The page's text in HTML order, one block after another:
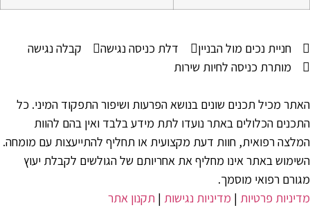
חניית נכים מול הבניין דלת כניסה נגישה
קבלה נגישה
מותרת כניסה לחיות שירות
האתר מכיל תכנים שונים בנושא הפרעות ושיפור התפקוד המיני. כל
התכנים הכלולים באתר נועדו לתת מידע בלבד ואין בהם להוות
המלצה רפואית, חוות דעת מקצועית או תחליף להתייעצות עם מומחה.
השימוש באתר אינו מחליף את אחריותם של הגולשים לקבלת יעוץ
מגורם רפואי מוסמך.
מדיניות פרטיות | מדיניות נגישות | תקנון אתר